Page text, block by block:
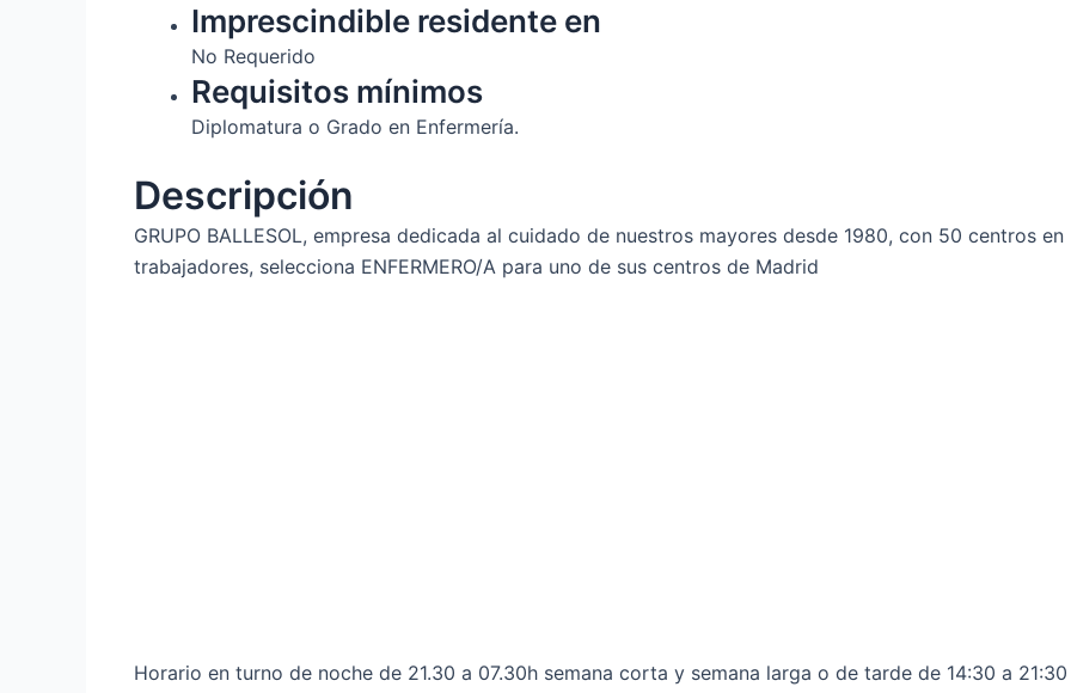
Imprescindible residente en
No Requerido
Requisitos mínimos
Diplomatura o Grado en Enfermería.
Descripción
GRUPO BALLESOL, empresa dedicada al cuidado de nuestros mayores desde 1980, con 50 centros
trabajadores, selecciona ENFERMERO/A para uno de sus centros de Madrid
Horario en turno de noche de 21.30 a 07.30h semana corta y semana larga o de tarde de 14:30 a 21:30